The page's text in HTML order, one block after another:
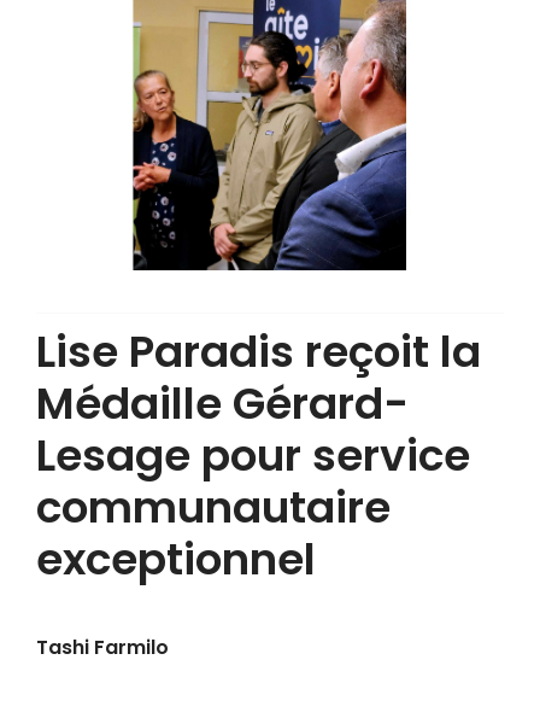
Lise Paradis reçoit la
Médaille Gérard-
Lesage pour service
communautaire
exceptionnel
Tashi Farmilo